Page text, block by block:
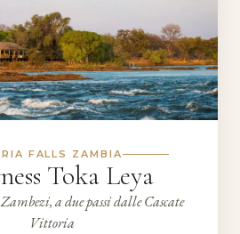
FALLS ZAMBIA
Toka Leya
a due passi dalle Cascate
Vittoria